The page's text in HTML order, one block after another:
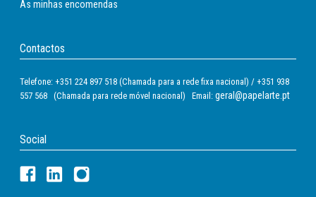
As minhas encomendas
Contactos
Telefone: +351 224 897 518 (Chamada para a rede fixa nacional) / +351 938
557 568 (Chamada para rede móvel nacional) Email: geral@papelarte.pt
Social